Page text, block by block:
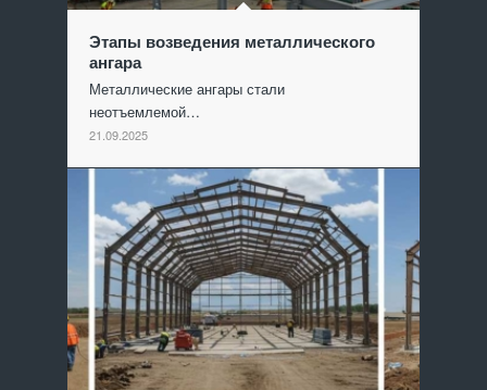
Этапы возведения металлического
ангара
Металлические ангары стали
неотъемлемой…
21.09.2025